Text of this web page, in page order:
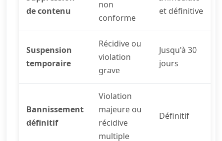
de contenu
non
conforme
et définitive
Suspension
temporaire
Récidive ou
violation
grave
Jusqu'à 30
jours
Bannissement
définitif
Violation
majeure ou
récidive
multiple
Définitif